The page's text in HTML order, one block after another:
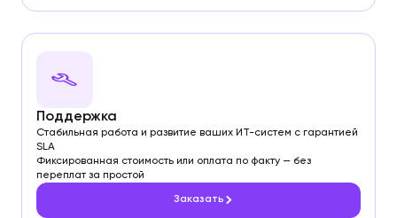
Поддержка
Стабильная работа и развитие ваших ИТ-систем с гарантией
SLA
Фиксированная стоимость или оплата по факту — без
переплат за простой
Заказать